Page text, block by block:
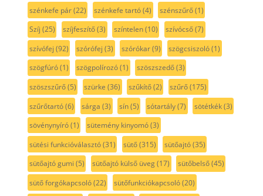
szénkefe pár(22) szénkefe tartó(4) szénszűrő(1)
Szíj (25) szíjfeszítő(3) színtelen(10) szívócső(7)
szívófej (92) szórófej (3) szórókar(9) szögcsiszoló(1)
szögfúró(1) szögpolírozó(1) szöszszedő(3)
szöszszűrő(5) szürke (36) szűkítő(2) szűrő(175)
szűrőtartó(6) sárga (3) sín(5) sótartály(7) sötétkék(3)
sövénynyíró(1) sütemény kinyomó(3)
sütési funkcióválasztó(31) sütő(315) sütőajtó(35)
sütőajtó gumi (5) sütőajtó külső üveg(17) sütőbelső(45)
sütő forgókapcsoló(22) sütőfunkciókapcsoló(20)